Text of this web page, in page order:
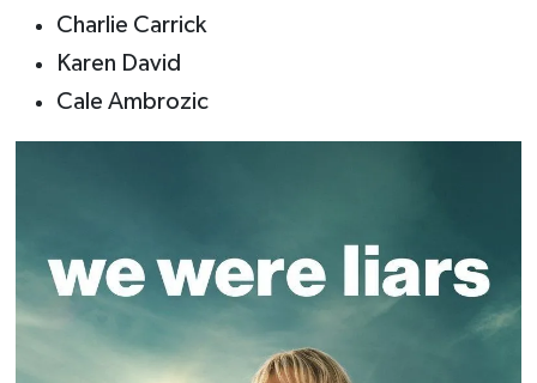
Charlie Carrick
Karen David
Cale Ambrozic